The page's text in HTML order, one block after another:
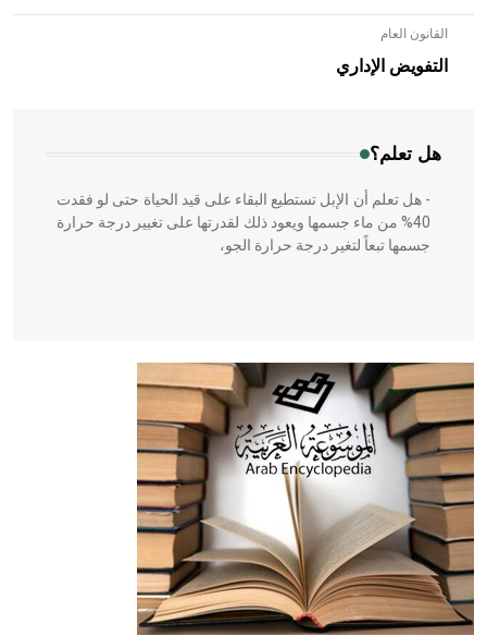
القانون العام
التفويض الإداري
هل تعلم؟
- هل تعلم أن الأبلق نوع من الفنون الهندسية التي ارتبطت
بالعمارة الإسلامية في بلاد الشام ومصر خاصة، حيث يحرص
المعمار على بناء مداميكه وخاصة في الواجهات
- هل تعلم أن الإبل تستطيع البقاء على قيد الحياة حتى لو فقدت
40% من ماء جسمها ويعود ذلك لقدرتها على تغيير درجة حرارة
جسمها تبعاً لتغير درجة حرارة الجو،
- هل تعلم أن أبقراط كتب في الطب أربعة مؤلفات هي:
الحكم، الأدلة، تنظيم التغذية، ورسالته في جروح الرأس. ويعود
له الفضل بأنه حرر الطب من الدين والفلسفة.
- هل تعلم أن المرجان إفراز حيواني يتكون في البحر ويتركب
من مادة كربونات الكلسيوم، وهو أحمر أو شديد الحمرة وهو
أجود أنواعه، ويمتاز بكبر الحجم ويسمى الش